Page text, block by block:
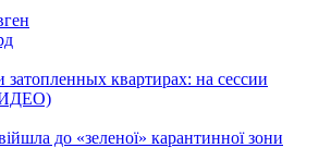
квартирах: на сессии
до «зеленої» карантинної зони